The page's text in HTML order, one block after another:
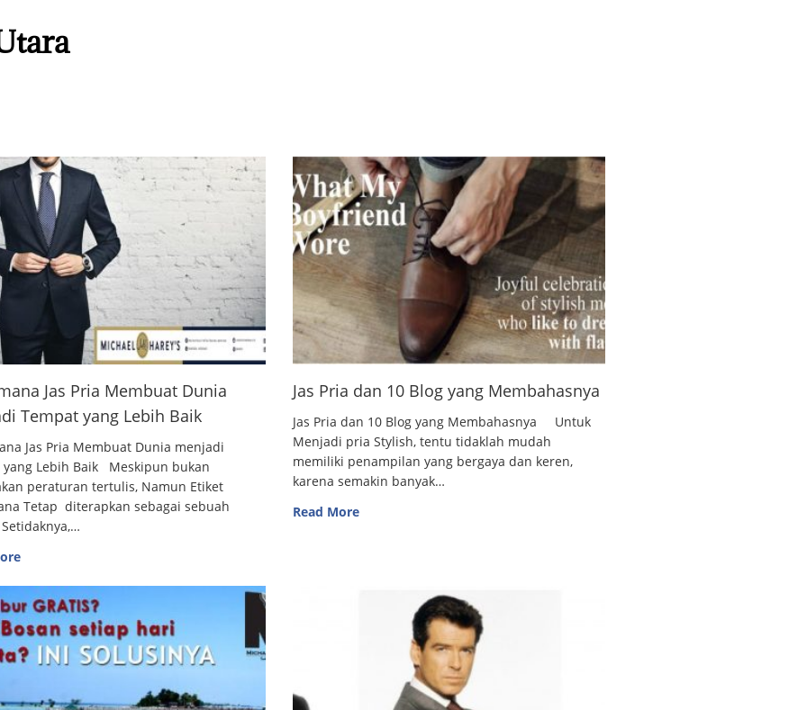
Jas Pria Membuat Dunia
Tempat yang Lebih Baik
Jas Pria Membuat Dunia menjadi
yang Lebih Baik Meskipun bukan
peraturan tertulis, Namun Etiket
Tetap diterapkan sebagai sebuah
Jas Pria dan 10 Blog yang Membahasnya
Jas Pria dan 10 Blog yang Membahasnya Untuk
Menjadi pria Stylish, tentu tidaklah mudah
memiliki penampilan yang bergaya dan keren,
karena semakin banyak…
Read More